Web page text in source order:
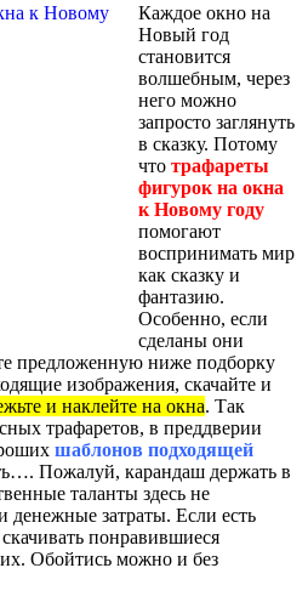
Каждое окно на
Новый год
становится
волшебным, через
него можно
запросто заглянуть
в сказку. Потому
что трафареты
фигурок на окна
к Новому году
помогают
воспринимать мир
как сказку и
фантазию.
Особенно, если
сделаны они
предложенную ниже подборку
изображения, скачайте и
и наклейте на окна. Так
трафаретов, в преддверии
шаблонов подходящей
Пожалуй, карандаш держать в
таланты здесь не
денежные затраты. Если есть
понравившиеся
Обойтись можно и без